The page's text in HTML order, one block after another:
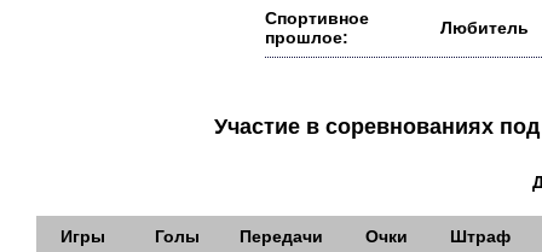
Спортивное
прошлое:
Любитель
Участие в соревнованиях
Игры Голы Передачи Очки
Штраф